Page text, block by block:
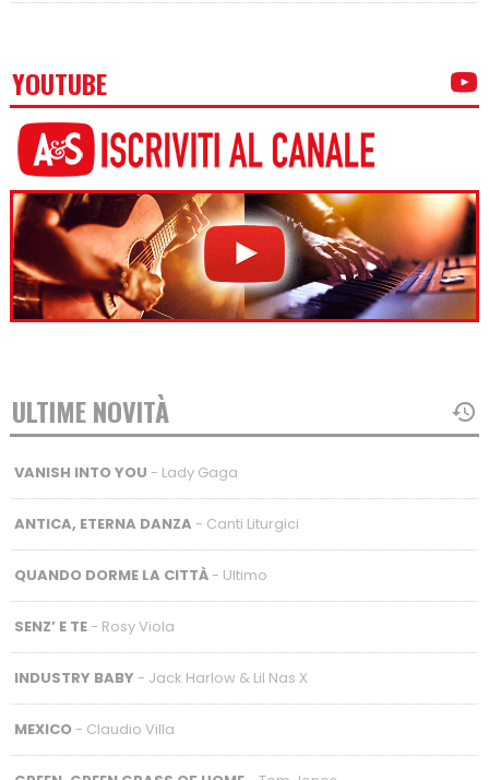
YOUTUBE
ULTIME NOVITÀ
VANISH INTO YOU - Lady Gaga
ANTICA, ETERNA DANZA - Canti Liturgici
QUANDO DORME LA CITTÀ- Ultimo
SENZ’ E TE- Rosy Viola
INDUSTRY BABY - Jack Harlow & Lil Nas X
MEXICO- Claudio Villa